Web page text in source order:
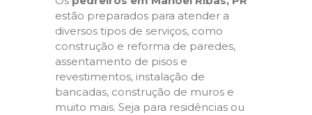
estão preparados para atender a
diversos tipos de serviços, como
construção e reforma de paredes,
assentamento de pisos e
revestimentos, instalação de
bancadas, construção de muros e
muito mais. Seja para residências ou